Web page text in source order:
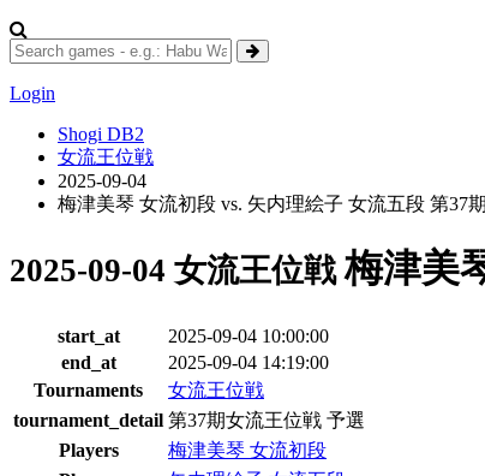
Login
Shogi DB2
女流王位戦
2025-09-04
梅津美琴 女流初段 vs. 矢内理絵子 女流五段 第37
2025-09-04 女流王位戦梅津美
start_at
2025-09-04 10:00:00
end_at
2025-09-04 14:19:00
Tournaments
女流王位戦
tournament_detail 第37期女流王位戦 予選
Players
梅津美琴 女流初段